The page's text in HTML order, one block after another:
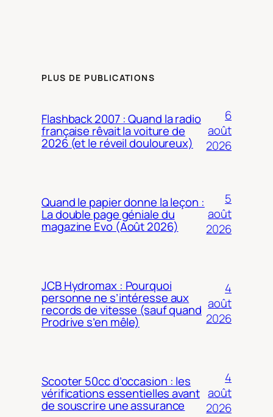
PLUS DE PUBLICATIONS
Flashback 2007 : Quand la radio
française rêvait la voiture de
2026 (et le réveil douloureux)
6
août
2026
Quand le papier donne la leçon :
La double page géniale du
magazine Evo (Août 2026)
5
août
2026
JCB Hydromax : Pourquoi
personne ne s’intéresse aux
records de vitesse (sauf quand
Prodrive s’en mêle)
4
août
2026
Scooter 50cc d’occasion : les
vérifications essentielles avant
de souscrire une assurance
4
août
2026